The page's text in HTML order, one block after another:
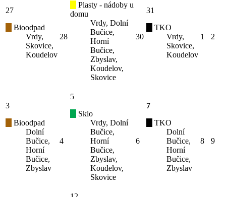
27
Bioodpad
Vrdy,
Skovice,
Koudelov
28
Plasty - nádoby u
domu
Vrdy, Dolní
Bučice,
Horní
Bučice,
Zbyslav,
Koudelov,
Skovice
30
31
TKO
Vrdy,
Skovice,
Koudelov
1 2
3
Bioodpad
Dolní
Bučice,
Horní
Bučice,
Zbyslav
4
5
Sklo
Vrdy, Dolní
Bučice,
Horní
Bučice,
Zbyslav,
Koudelov,
Skovice
6
7
TKO
Dolní
Bučice,
Horní
Bučice,
Zbyslav
8 9